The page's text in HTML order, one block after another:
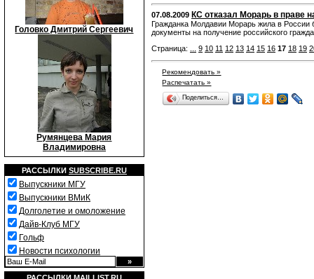
Головко Дмитрий Сергеевич
Румянцева Мария
Владимировна
РАССЫЛКИ SUBSCRIBE.RU
Выпускники МГУ
Выпускники ВМиК
Долголетие и омоложение
Дайв-Клуб МГУ
Гольф
Новости психологии
07.08.2009 КС отказал Морарь в праве
Гражданка Молдавии Морарь жила в России
документы на получение российского
Страница:
9 10 11 12 13 14 15 16 17 18 19
Рекомендовать »
Распечатать »
Поделиться…